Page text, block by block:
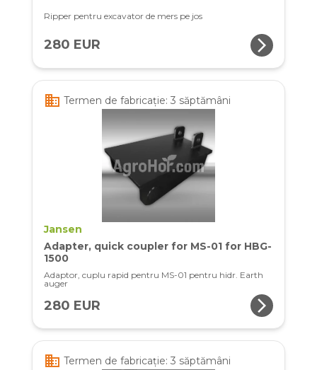
Ripper pentru excavator de mers pe jos
280 EUR arrow_forward_ios
business Termen de fabricație: 3 săptămâni
Jansen
Adapter, quick coupler for MS-01 for HBG-
1500
Adaptor, cuplu rapid pentru MS-01 pentru hidr. Earth
auger
280 EUR arrow_forward_ios
business Termen de fabricație: 3 săptămâni